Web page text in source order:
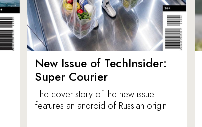
New Issue of TechInsider:
Super Courier
The cover story of the new issue
features an android of Russian origin.